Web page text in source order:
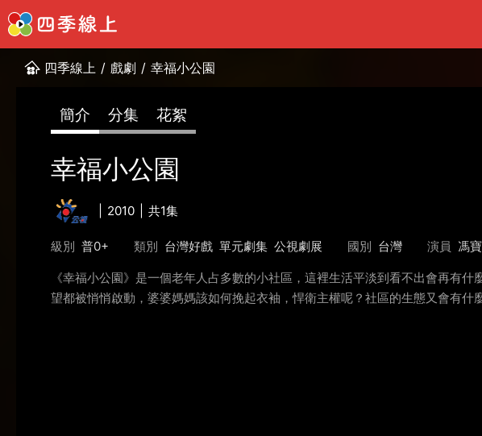
四季線上 / 戲劇 / 幸福小公園
簡介 分集 花絮
幸福小公園
2010 共1集
級別 普0+ 類別 台灣好戲 單元劇集 公視劇展 國別 台灣 演員 馮
《幸福小公園》是一個老年人占多數的小社區，這裡生活平淡到看不出會再有
望都被悄悄啟動，婆婆媽媽該如何挽起衣袖，悍衛主權呢？社區的生態又會有什